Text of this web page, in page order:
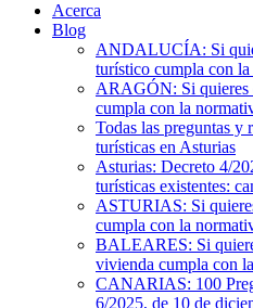
Acerca
Blog
ANDALUCÍA: Si
turístico cumpla con
ARAGÓN: Si quieres
cumpla con la
Todas las preguntas y
turísticas en Asturias
Asturias: Decreto 4/
turísticas existentes:
ASTURIAS: Si
cumpla con la
BALEARES: Si
vivienda cumpla con
CANARIAS: 100
6/2025, de 10 de